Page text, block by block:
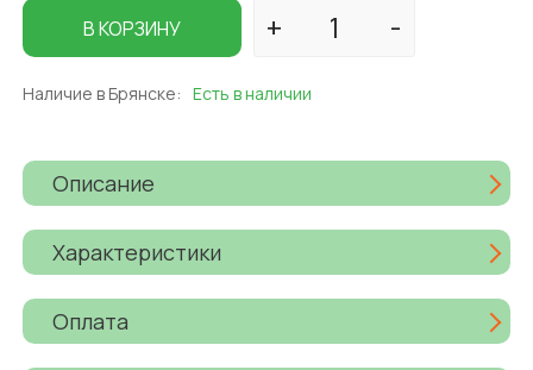
В КОРЗИНУ
Наличие в Брянске: Есть в наличии
Описание
Характеристики
Оплата